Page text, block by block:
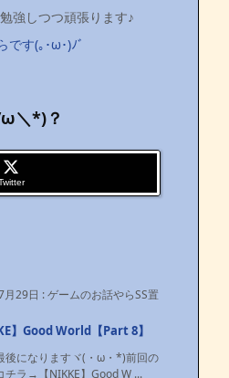
強しつつ頑張ります♪
です(｡･ω･)ﾉﾞ
＼*)？
月29日 :ゲームのお話やらSS置
】Good World【Part 8】
後になりますヾ(・ω・*)前回の
チラ→【NIKKE】Good W ...